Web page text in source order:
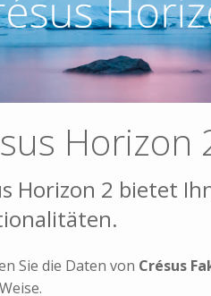
Horizon
Horizon 2 bietet
Sie die Daten von Crésus